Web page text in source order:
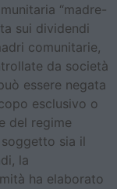
“madre-
sui dividendi
comunitarie,
da società
essere negata
esclusivo o
del regime
sia il
la
ha elaborato